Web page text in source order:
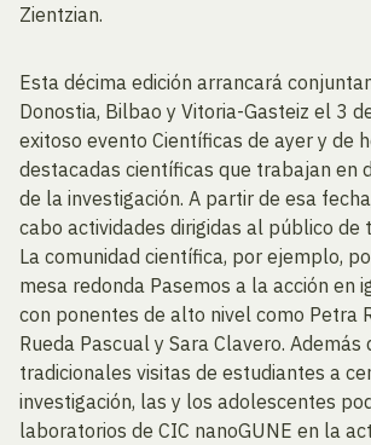
Zientzian.
Esta décima edición arrancará
Donostia, Bilbao y Vitoria-Gasteiz el 3
exitoso evento Científicas de ayer y de
destacadas científicas que trabajan en
de la investigación. A partir de esa
cabo actividades dirigidas al público de
La comunidad científica, por ejemplo,
mesa redonda Pasemos a la acción en
con ponentes de alto nivel como Petra
Rueda Pascual y Sara Clavero. Además
tradicionales visitas de estudiantes a
investigación, las y los adolescentes
laboratorios de CIC nanoGUNE en la